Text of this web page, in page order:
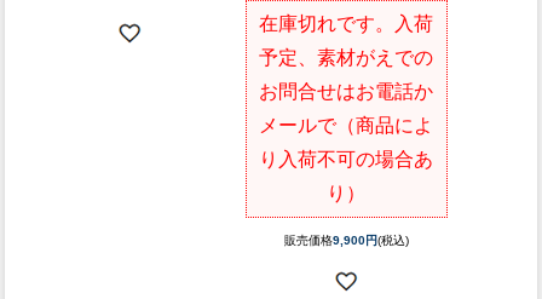
在庫切れです。入荷
予定、素材がえでの
お問合せはお電話か
メールで（商品によ
り入荷不可の場合あ
り）
販売価格9,900円(税込)